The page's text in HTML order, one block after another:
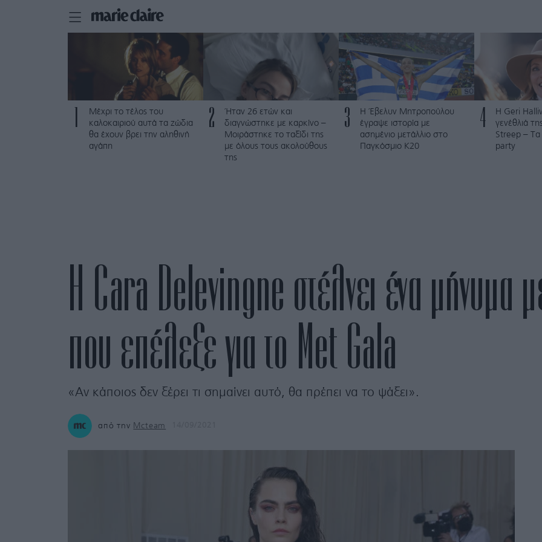
Μέχρι το τέλος του
καλοκαιριού αυτά τα ζώδια
θα έχουν βρει την αληθινή
αγάπη
2
Ήταν 26 ετών και
διαγνώστηκε με καρκίνο –
Μοιράστηκε το ταξίδι της
με όλους τους ακολούθους
της
3
Η Έβελυν Μητροπούλου
έγραψε ιστορία με
ασημένιο μετάλλιο στο
Παγκόσμιο Κ20
4
Η Geri
γενέθλιά
Streep –
party
H Cara Delevingne στέλνει ένα
που επέλεξε για το Met Gala
«Αν κάποιος δεν ξέρει τι σημαίνει αυτό, θα πρέπει να το ψάξει».
από την Mcteam